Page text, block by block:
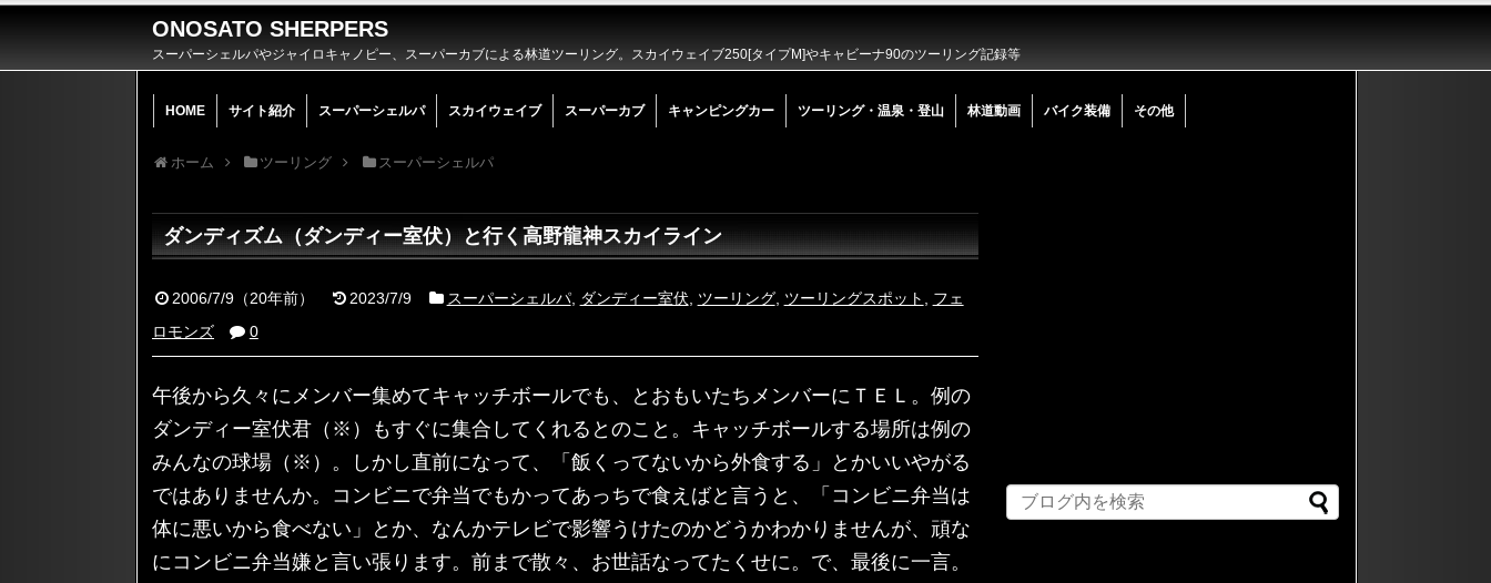
ONOSATO SHERPERS
スーパーシェルパやジャイロキャノピー、スーパーカブによる林道ツーリング。スカイウェイブ250[タイプM]やキャビーナ90のツーリング記録等
HOME サイト紹介 スーパーシェルパ スカイウェイブ スーパーカブ キャンピングカー ツーリング・温泉・登山 林道動画 バイク装備 その他
ホーム ツーリング スーパーシェルパ
ダンディズム（ダンディー室伏）と行く高野龍神スカイライン
2006/7/9 （20年前） 2023/7/9 スーパーシェルパ, ダンディー室伏, ツーリング, ツーリングスポット
フェ
ロモンズ
0
午後から久々にメンバー集めてキャッチボールでも、とおもいたちメンバーにＴＥＬ。例の
ダンディー室伏君（※）もすぐに集合してくれるとのこと。キャッチボールする場所は例の
みんなの球場（※）。しかし直前になって、「飯くってないから外食する」とかいいやがる
ではありませんか。コンビニで弁当でもかってあっちで食えばと言うと、「コンビニ弁当は
体に悪いから食べない」とか、なんかテレビで影響うけたのかどうかわかりませんが、頑な
にコンビニ弁当嫌と言い張ります。前まで散々、お世話なってたくせに。で、最後に一言。